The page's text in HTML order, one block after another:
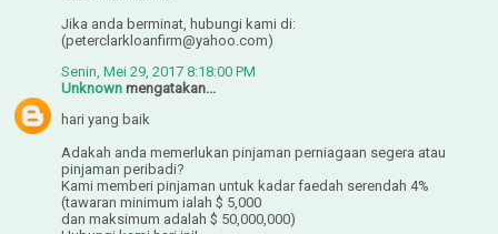
Jika anda berminat, hubungi kami di:
(peterclarkloanfirm@yahoo.com)
Senin, Mei 29, 2017 8:18:00 PM
Unknown mengatakan...
hari yang baik
Adakah anda memerlukan pinjaman perniagaan segera atau
pinjaman peribadi?
Kami memberi pinjaman untuk kadar faedah serendah 4%
(tawaran minimum ialah $ 5,000
dan maksimum adalah $ 50,000,000)